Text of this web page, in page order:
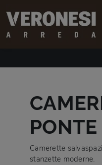
Camerette
stanzette moderne.